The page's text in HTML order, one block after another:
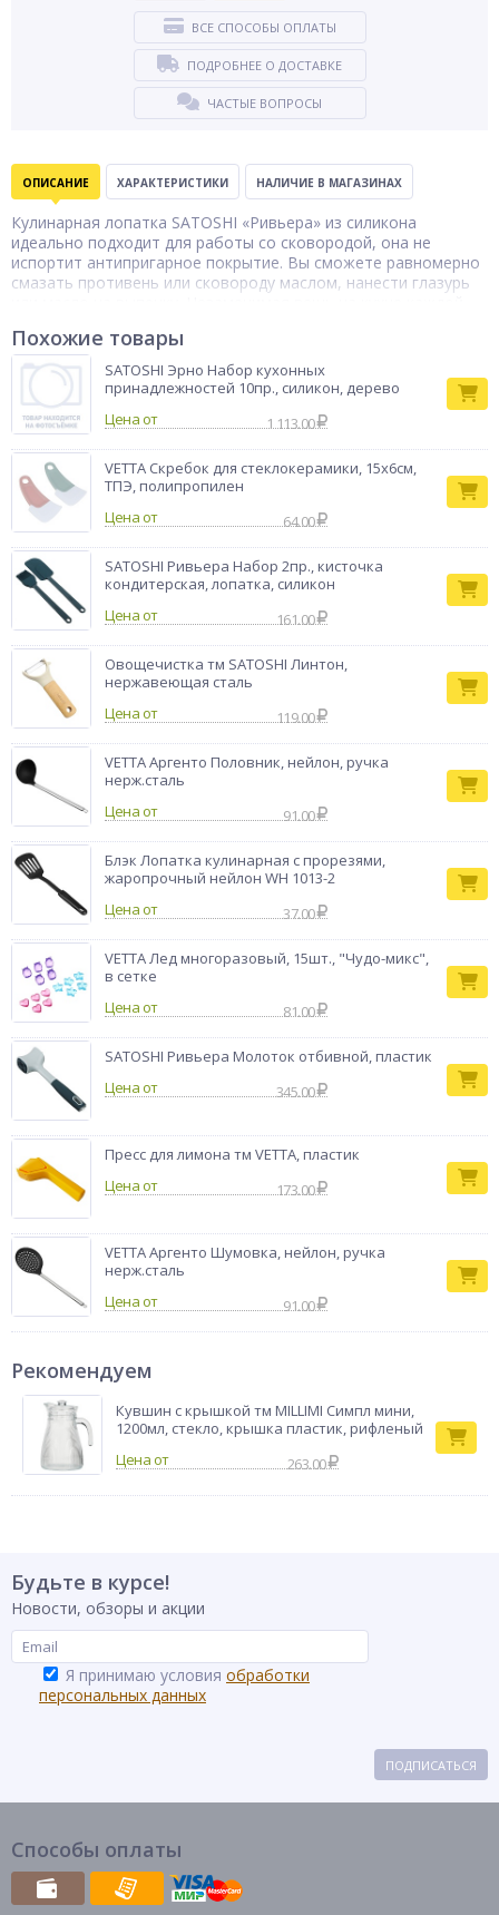
ВСЕ СПОСОБЫ ОПЛАТЫ
ПОДРОБНЕЕ О ДОСТАВКЕ
ЧАСТЫЕ ВОПРОСЫ
ОПИСАНИЕ ХАРАКТЕРИСТИКИ НАЛИЧИЕ В МАГАЗИНАХ
Кулинарная лопатка SATOSHI «Ривьера» из силикона
идеально подходит для работы со сковородой, она не
испортит антипригарное покрытие. Вы сможете равномерно
смазать противень или сковороду маслом, нанести глазурь
шока и не впитывает запахи, и его легко мыть вручную или в
посудомоечной машине. Эргономичная ручка лопатки
обеспечит удобный хват, предотвращая выскальзывание из
рук.
Тип товара
Лопатка
Бренд
SATOSHI
Похожие товары
SATOSHI Эрно Набор кухонных
принадлежностей 10пр., силикон, дерево
Цена от
1 113.00
VETTA Скребок для стеклокерамики, 15х6см,
ТПЭ, полипропилен
Цена от
64.00
SATOSHI Ривьера Набор 2пр., кисточка
кондитерская, лопатка, силикон
Цена от
161.00
Овощечистка тм SATOSHI Линтон,
нержавеющая сталь
Цена от
119.00
VETTA Аргенто Половник, нейлон, ручка
нерж.сталь
Цена от
91.00
Блэк Лопатка кулинарная с прорезями,
жаропрочный нейлон WH 1013-2
Цена от
37.00
VETTA Лед многоразовый, 15шт., "Чудо-микс",
в сетке
Цена от
81.00
SATOSHI Ривьера Молоток отбивной, пластик
Цена от
345.00
Пресс для лимона тм VETTA, пластик
Цена от
173.00
VETTA Аргенто Шумовка, нейлон, ручка
нерж.сталь
Цена от
91.00
Рекомендуем
Кувшин с крышкой тм MILLIMI Симпл мини,
1200мл, стекло, крышка пластик, рифленый
263.00
Будьте в курсе!
Новости, обзоры и акции
Я принимаю условия обработки
персональных данных
ПОДПИСАТЬСЯ
Способы оплаты